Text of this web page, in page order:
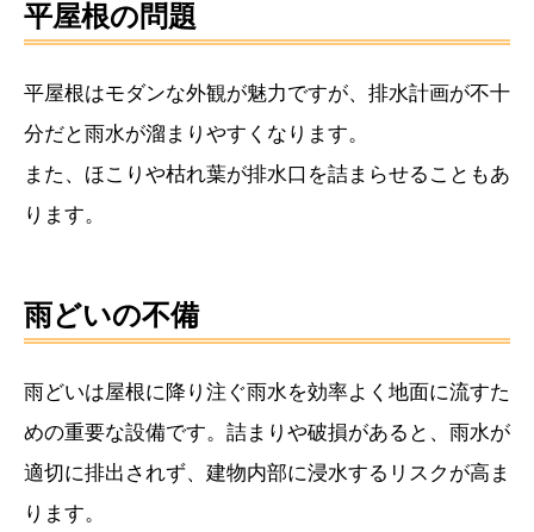
平屋根の問題
平屋根はモダンな外観が魅力ですが、排水計画が不十
分だと雨水が溜まりやすくなります。
また、ほこりや枯れ葉が排水口を詰まらせることもあ
ります。
雨どいの不備
雨どいは屋根に降り注ぐ雨水を効率よく地面に流すた
めの重要な設備です。詰まりや破損があると、雨水が
適切に排出されず、建物内部に浸水するリスクが高ま
ります。